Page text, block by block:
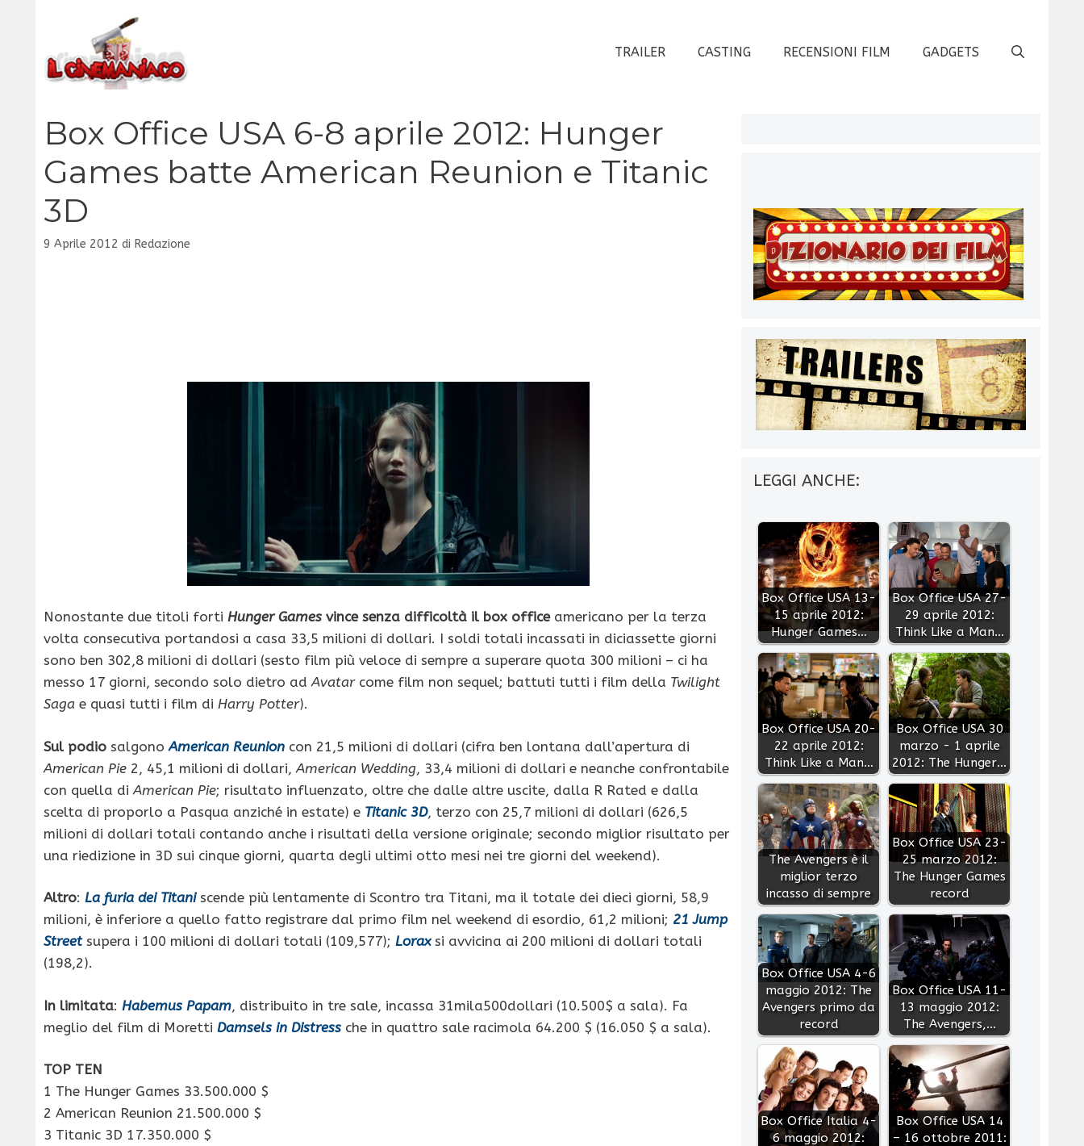
contenuto
TRAILER CASTING RECENSIONI FILM GADGETS
Box Office USA 6-8 aprile 2012: Hunger
Games batte American Reunion e Titanic
3D
9 Aprile 2012 di Redazione
Nonostante due titoli forti Hunger Games vince senza difficoltà il box officeamericano per la terza
volta consecutiva portandosi a casa 33,5 milioni di dollari. I soldi totali incassati in diciassette giorni
sono ben 302,8 milioni di dollari (sesto film più veloce di sempre a superare quota 300 milioni – ci ha
messo 17 giorni, secondo solo dietro adAvatarcome film non sequel; battuti tutti i film della Twilight
Saga e quasi tutti i film di Harry Potter).
Sul podio salgonoAmerican Reunion con 21,5 milioni di dollari (cifra ben lontana dall’apertura di
American Pie 2, 45,1 milioni di dollari,American Wedding, 33,4 milioni di dollari e neanche confrontabile
con quella diAmerican Pie; risultato influenzato, oltre che dalle altre uscite, dalla R Rated e dalla
scelta di proporlo a Pasqua anziché in estate) e Titanic 3D, terzo con 25,7 milioni di dollari (626,5
milioni di dollari totali contando anche i risultati della versione originale; secondo miglior risultato per
una riedizione in 3D sui cinque giorni, quarta degli ultimi otto mesi nei tre giorni del weekend).
Altro: La furia dei Titaniscende più lentamente di Scontro tra Titani, ma il totale dei dieci giorni, 58,9
milioni, è inferiore a quello fatto registrare dal primo film nel weekend di esordio, 61,2 milioni; 21 Jump
Streetsupera i 100 milioni di dollari totali (109,577); Loraxsi avvicina ai 200 milioni di dollari totali
(198,2).
In limitata: Habemus Papam, distribuito in tre sale, incassa 31mila500dollari (10.500$ a sala). Fa
meglio del film di Moretti Damsels in Distress che in quattro sale racimola 64.200 $ (16.050 $ a sala).
TOP TEN
1 The Hunger Games 33.500.000 $
2 American Reunion 21.500.000 $
3 Titanic 3D 17.350.000 $
LEGGI ANCHE:
Box Office USA 13-
15 aprile 2012:
Hunger Games…
Box Office USA 27-
29 aprile 2012:
Think Like a Man…
Box Office USA 20-
22 aprile 2012:
Think Like a Man…
Box Office USA 30
marzo - 1 aprile
2012: The Hunger…
The Avengers è il
miglior terzo
incasso di sempre
Box Office USA 23-
25 marzo 2012:
The Hunger Games
record
Box Office USA 4-6
maggio 2012: The
Avengers primo da
record
Box Office USA 11-
13 maggio 2012:
The Avengers,…
Box Office Italia 4-
6 maggio 2012:
Box Office USA 14
– 16 ottobre 2011: